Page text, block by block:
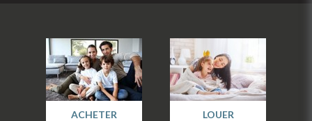
ACHETER LOUER